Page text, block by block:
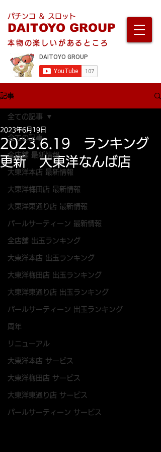
パチンコ ＆ スロット
DAITOYO GROUP
本物の楽しいがあるところ
記事
全ての記事
全店舗 最新情報
大東洋本店 最新情報
大東洋梅田店 最新情報
大東洋東通り店 最新情報
パールサーティーン 最新情報
全店舗 出玉ランキング
大東洋本店 出玉ランキング
大東洋梅田店 出玉ランキング
大東洋東通り店 出玉ランキング
パールサーティーン 出玉ランキング
周年
リニューアル
大東洋本店 サービス
大東洋梅田店 サービス
大東洋東通り店 サービス
パールサーティーン サービス
全ての記事
2023.6.19 ランキング
更新 大東洋なんば店
2023年6月19日